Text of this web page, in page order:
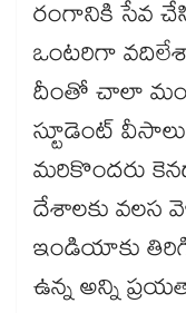
రంగానికి సేవ
ఒంటరిగా
దీంతో చాలా
స్టూడెంట్
మరికొందరు
దేశాలకు వలస
ఇండియాకు తిరిగి
ఉన్న అన్ని